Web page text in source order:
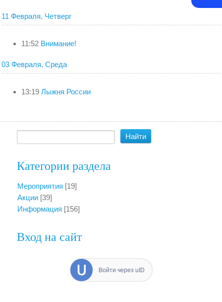
11 Февраля, Четверг
11:52 Внимание!
03 Февраля, Среда
13:19 Лыжня России
Категории раздела
Мероприятия [19]
Акции [39]
Информация [156]
Вход на сайт
Войти через uID